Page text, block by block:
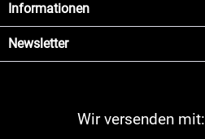
Informationen
Newsletter
Wir versenden mit: